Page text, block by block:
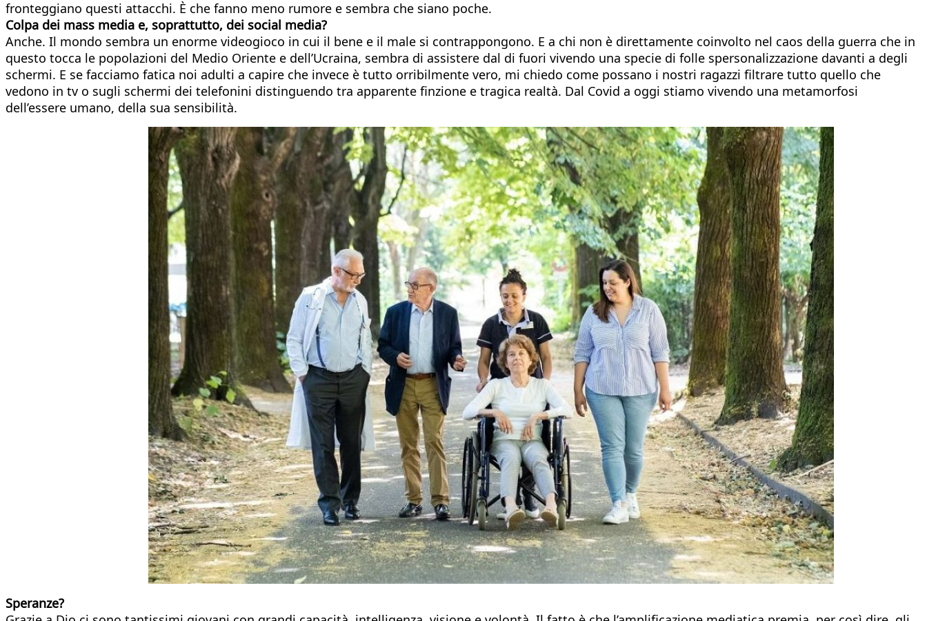
fronteggiano questi attacchi. È che fanno meno rumore e sembra che siano poche.
Colpa dei mass media e, soprattutto, dei social media?
Anche. Il mondo sembra un enorme videogioco in cui il bene e il male si contrappongono. E a chi non è direttamente coinvolto nel caos della guerra che in
questo tocca le popolazioni del Medio Oriente e dell’Ucraina, sembra di assistere dal di fuori vivendo una specie di folle spersonalizzazione davanti a degli
schermi. E se facciamo fatica noi adulti a capire che invece è tutto orribilmente vero, mi chiedo come possano i nostri ragazzi filtrare tutto quello che
vedono in tv o sugli schermi dei telefonini distinguendo tra apparente finzione e tragica realtà. Dal Covid a oggi stiamo vivendo una metamorfosi
dell’essere umano, della sua sensibilità.
Speranze?